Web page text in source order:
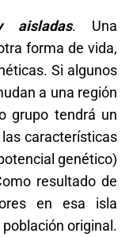
aisladas. Una
forma de vida,
Si algunos
a una región
grupo tendrá un
características
genético)
resultado de
en esa isla
original.